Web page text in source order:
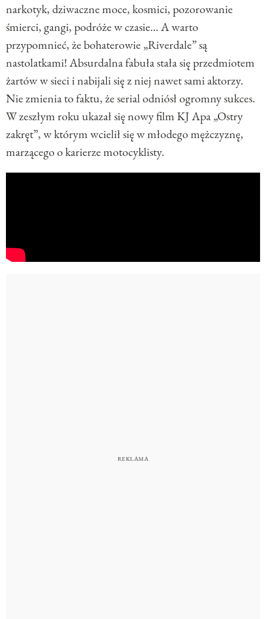
narkotyk, dziwaczne moce, kosmici, pozorowanie
śmierci, gangi, podróże w czasie… A warto
przypomnieć, że bohaterowie „Riverdale” są
nastolatkami! Absurdalna fabuła stała się przedmiotem
żartów w sieci i nabijali się z niej nawet sami aktorzy.
Nie zmienia to faktu, że serial odniósł ogromny sukces.
W zeszłym roku ukazał się nowy film KJ Apa „Ostry
zakręt”, w którym wcielił się w młodego mężczyznę,
marzącego o karierze motocyklisty.